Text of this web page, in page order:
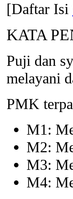
[Daftar Isi
KATA
Puji dan
melayani
PMK
M1:
M2:
M3:
M4: